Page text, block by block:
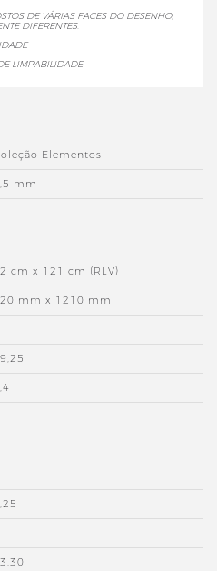
DE VÁRIAS FACES DO DESENHO,
DIFERENTES.
LIMPABILIDADE
Elementos
mm
cm x 121 cm (RLV)
mm x 1210 mm